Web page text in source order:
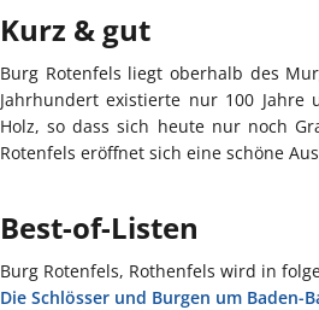
Kurz & gut
Burg Rotenfels liegt oberhalb des
Jahrhundert existierte nur 100 Jahre
Holz, so dass sich heute nur noch
Rotenfels eröffnet sich eine schöne
Best-of-Listen
Burg Rotenfels, Rothenfels wird in
Die Schlösser und Burgen um Baden-